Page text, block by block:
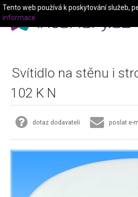
Svítidlo na stěnu i
102 K N
dotaz dodavateli poslat e-
Tento web používá k poskytování služeb,
informace